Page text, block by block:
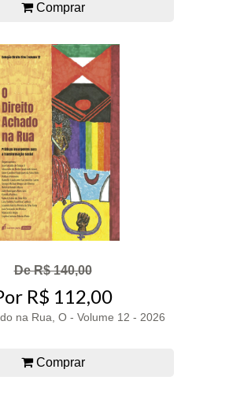
Comprar
De R$ 140,00
R$ 112,00
na Rua, O - Volume 12 - 2026
Comprar